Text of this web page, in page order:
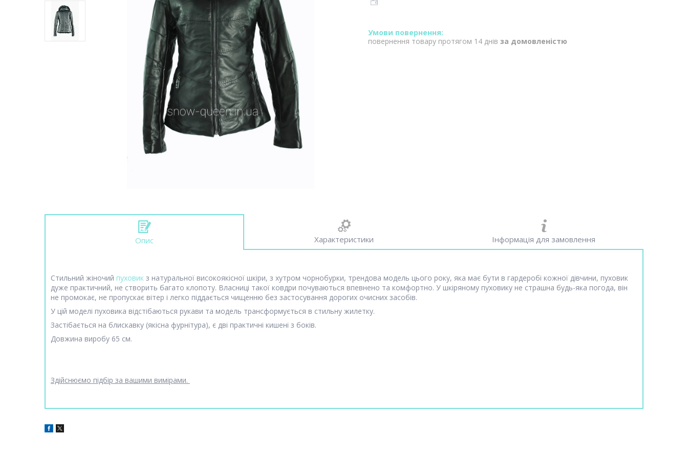
повернення товару протягом 14 днів за домовленістю
Опис Характеристики Інформація для замовлення
Стильний жіночий пуховик з натуральної високоякісної шкіри, з хутром чорнобурки, трендова модель цього року, яка має бути в гардеробі кожної дівчини, пуховик
дуже практичний, не створить багато клопоту. Власниці такої ковдри почуваються впевнено та комфортно. У шкіряному пуховику не страшна будь-яка погода, він
не промокає, не пропускає вітер і легко піддається чищенню без застосування дорогих очисних засобів.
У цій моделі пуховика відстібаються рукави та модель трансформується в стильну жилетку.
Застібається на блискавку (якісна фурнітура), є дві практичні кишені з боків.
Довжина виробу 65 см.
Здійснюємо підбір за вашими вимірами.